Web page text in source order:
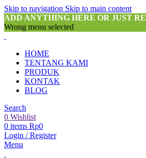
Skip to navigation Skip to main content
ADD ANYTHING HERE OR JUST
Wrong menu selected
HOME
TENTANG KAMI
PRODUK
KONTAK
BLOG
Search
0 Wishlist
0 items Rp0
Login / Register
Menu